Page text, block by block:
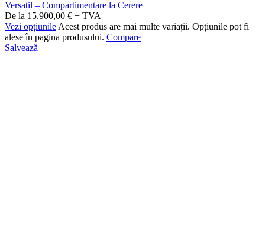
Versatil – Compartimentare la Cerere
De la 15.900,00 € + TVA
Vezi opțiunile Acest produs are mai multe variații. Opțiunile pot fi
alese în pagina produsului. Compare
Salvează